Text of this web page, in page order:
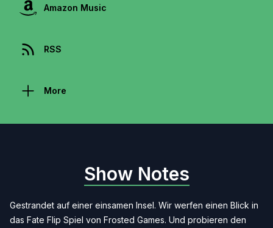
Amazon Music
RSS
More
Show Notes
Gestrandet auf einer einsamen Insel. Wir werfen einen Blick in
das Fate Flip Spiel von Frosted Games. Und probieren den